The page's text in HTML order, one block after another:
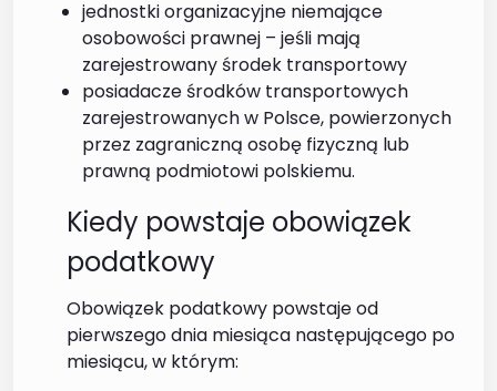
jednostki organizacyjne niemające
osobowości prawnej – jeśli mają
zarejestrowany środek transportowy
posiadacze środków transportowych
zarejestrowanych w Polsce, powierzonych
przez zagraniczną osobę fizyczną lub
prawną podmiotowi polskiemu.
Kiedy powstaje obowiązek
podatkowy
Obowiązek podatkowy powstaje od
pierwszego dnia miesiąca następującego po
miesiącu, w którym: